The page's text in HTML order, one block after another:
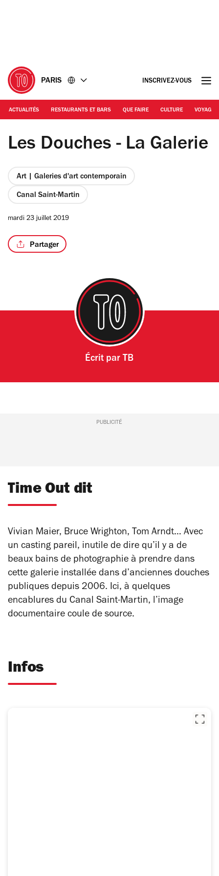
PARIS INSCRIVEZ-VOUS
ACTUALITÉS RESTAURANTS ET BARS QUE FAIRE CULTURE VOYAGE
© Les Douches
Les Douches - La Galerie
Art | Galeries d'art contemporain
Canal Saint-Martin
mardi 23 juillet 2019
Partager
Écrit par TB
PUBLICITÉ
Time Out dit
Vivian Maier, Bruce Wrighton, Tom Arndt… Avec
un casting pareil, inutile de dire qu’il y a de
beaux bains de photographie à prendre dans
cette galerie installée dans d’anciennes douches
publiques depuis 2006. Ici, à quelques
encablures du Canal Saint-Martin, l’image
documentaire coule de source.
Infos